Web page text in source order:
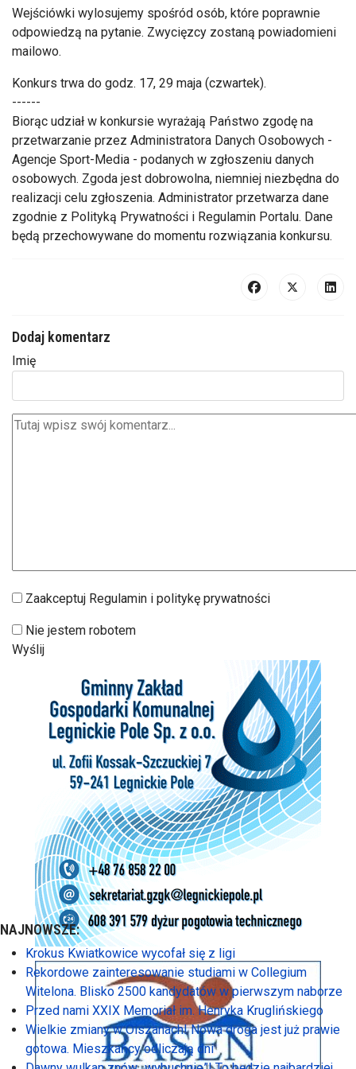
Wejściówki wylosujemy spośród osób, które poprawnie
odpowiedzą na pytanie. Zwycięzcy zostaną powiadomieni
mailowo.
Konkurs trwa do godz. 17, 29 maja (czwartek).
------
Biorąc udział w konkursie wyrażają Państwo zgodę na
przetwarzanie przez Administratora Danych Osobowych -
Agencje Sport-Media - podanych w zgłoszeniu danych
osobowych. Zgoda jest dobrowolna, niemniej niezbędna do
realizacji celu zgłoszenia. Administrator przetwarza dane
zgodnie z Polityką Prywatności i Regulamin Portalu. Dane
będą przechowywane do momentu rozwiązania konkursu.
Dodaj komentarz
Imię
Zaakceptuj Regulamin i politykę prywatności
Nie jestem robotem
Wyślij
NAJNOWSZE:
Krokus Kwiatkowice wycofał się z ligi
Rekordowe zainteresowanie studiami w Collegium
Witelona. Blisko 2500 kandydatów w pierwszym naborze
Przed nami XXIX Memoriał im. Henryka Kruglińskiego
Wielkie zmiany w Olszanach! Nowa droga jest już prawie
gotowa. Mieszkańcy odliczają dni